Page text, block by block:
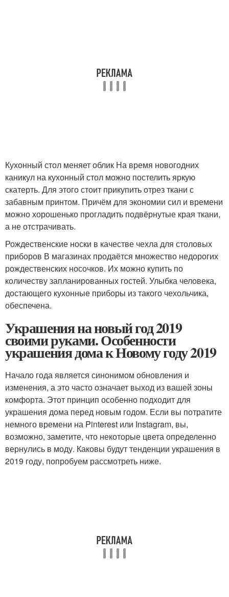
Кухонный стол меняет облик На время новогодних
каникул на кухонный стол можно постелить яркую
скатерть. Для этого стоит прикупить отрез ткани с
забавным принтом. Причём для экономии сил и времени
можно хорошенько прогладить подвёрнутые края ткани,
а не отстрачивать.
Рождественские носки в качестве чехла для столовых
приборов В магазинах продаётся множество недорогих
рождественских носочков. Их можно купить по
количеству запланированных гостей. Улыбка человека,
достающего кухонные приборы из такого чехольчика,
обеспечена.
Украшения на новый год 2019
своими руками. Особенности
украшения дома к Новому году 2019
Начало года является синонимом обновления и
изменения, а это часто означает выход из вашей зоны
комфорта. Этот принцип особенно подходит для
украшения дома перед новым годом. Если вы потратите
немного времени на Pinterest или Instagram, вы,
возможно, заметите, что некоторые цвета определенно
вернулись в моду. Каковы будут тенденции украшения в
2019 году, попробуем рассмотреть ниже.